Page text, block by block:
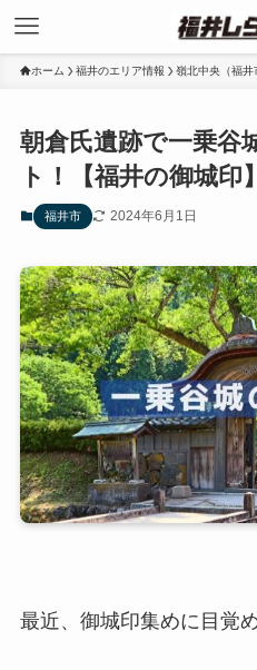
ホーム 福井のエリア情報 嶺北中央（福井
朝倉氏遺跡で一乗谷
ト！【福井の御城印】
福井市 2024年6月1日
最近、御城印集めに目覚